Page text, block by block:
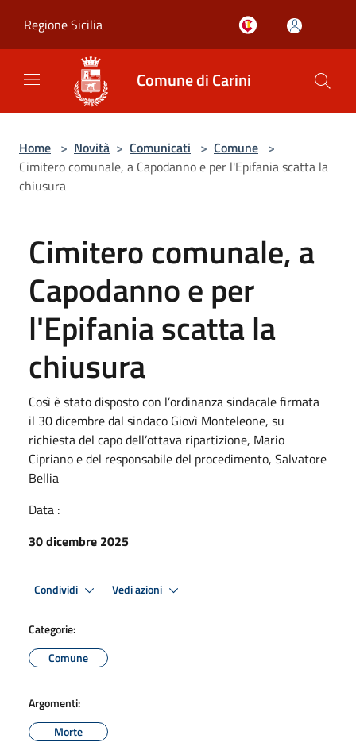
Regione Sicilia
Comune di Carini
Home > Novità > Comunicati > Comune >
Cimitero comunale, a Capodanno e per l'Epifania scatta la
chiusura
Cimitero comunale, a
Capodanno e per
l'Epifania scatta la
chiusura
Così è stato disposto con l’ordinanza sindacale firmata
il 30 dicembre dal sindaco Giovì Monteleone, su
richiesta del capo dell’ottava ripartizione, Mario
Cipriano e del responsabile del procedimento, Salvatore
Bellia
Data :
30 dicembre 2025
Condividi Vedi azioni
Categorie:
Comune
Argomenti:
Morte